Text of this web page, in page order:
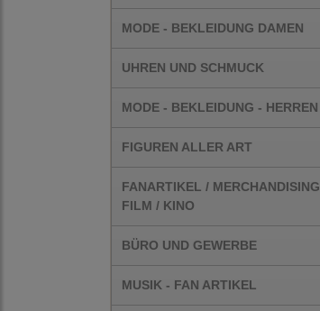
MODE - BEKLEIDUNG DAMEN
UHREN UND SCHMUCK
MODE - BEKLEIDUNG - HERREN
FIGUREN ALLER ART
FANARTIKEL / MERCHANDISING
FILM / KINO
BÜRO UND GEWERBE
MUSIK - FAN ARTIKEL